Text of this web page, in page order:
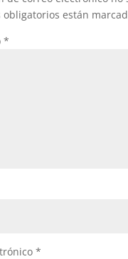
obligatorios están
*
*